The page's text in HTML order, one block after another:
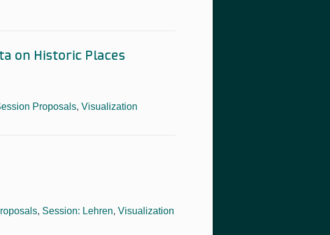
on Historic Places
Proposals, Visualization
, Session: Lehren, Visualization